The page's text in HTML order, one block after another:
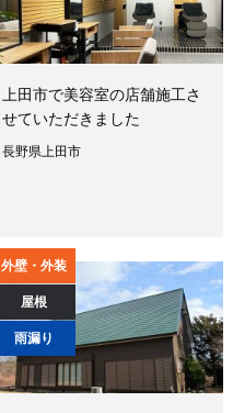
上田市で美容室の店舗施工さ
せていただきました
長野県上田市
外壁・外装
屋根
雨漏り